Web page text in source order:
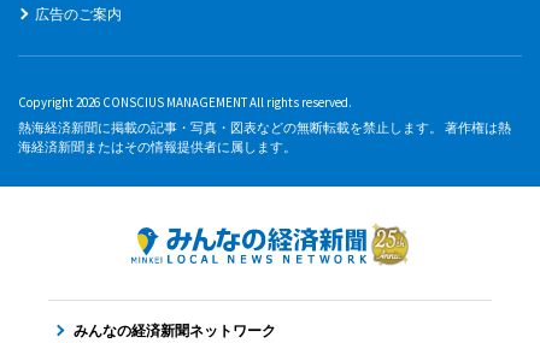
広告のご案内
Copyright 2026 CONSCIUS MANAGEMENT All rights reserved.
熱海経済新聞に掲載の記事・写真・図表などの無断転載を禁止します。 著作権は熱
海経済新聞またはその情報提供者に属します。
みんなの経済新聞ネットワーク